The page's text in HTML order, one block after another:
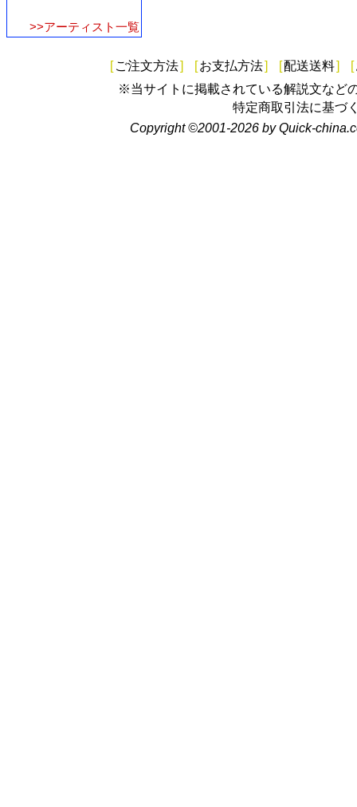
>>アーティスト一覧
[ ご注文方法] [お支払方法] [配送送料] [
※当サイトに掲載されている解説文など
特定商取引法に基づ
Copyright ©2001-2026 by Quick-